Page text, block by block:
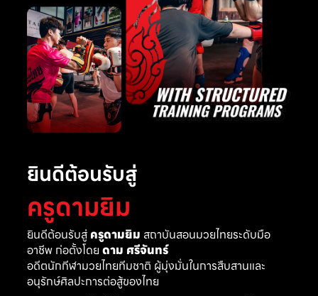
ยินดีต้อนรับสู่
ครูดามยิม
ยินดีต้อนรับสู่ ครูดามยิม สถาบันสอนมวยไทยระดับมือ
อาชีพ ก่อตั้งโดย ดาม ศรีจันทร์
อดีตนักกีฬามวยไทยทีมชาติ ผู้มุ่งมั่นในการสืบสานและ
อนุรักษ์ศิลปะการต่อสู้ของไทย